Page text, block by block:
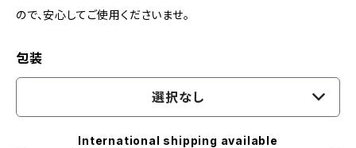
ので、安心してご使用くださいませ。
包装
選択なし
International shipping available